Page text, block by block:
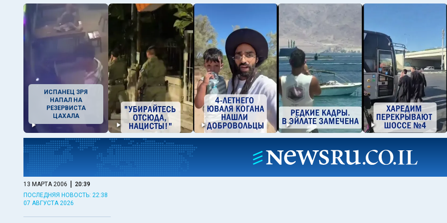
ИСПАНЕЦ ЗРЯ
НАПАЛ НА
РЕЗЕРВИСТА
ЦАХАЛА
13 МАРТА 2006 | 20:39
ПОСЛЕДНЯЯ НОВОСТЬ: 22:38
07 АВГУСТА 2026